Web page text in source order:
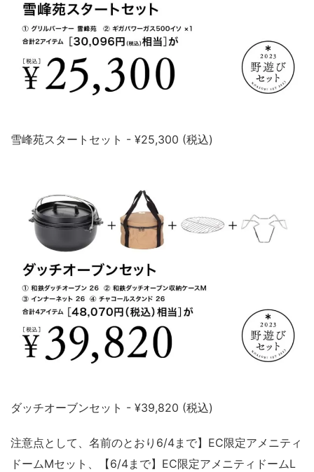
雪峰苑スタートセット - ¥25,300 (税込)
ダッチオーブンセット - ¥39,820 (税込)
注意点として、名前のとおり6/4まで】EC限定アメニティ
ドームMセット、【6/4まで】EC限定アメニティドームL